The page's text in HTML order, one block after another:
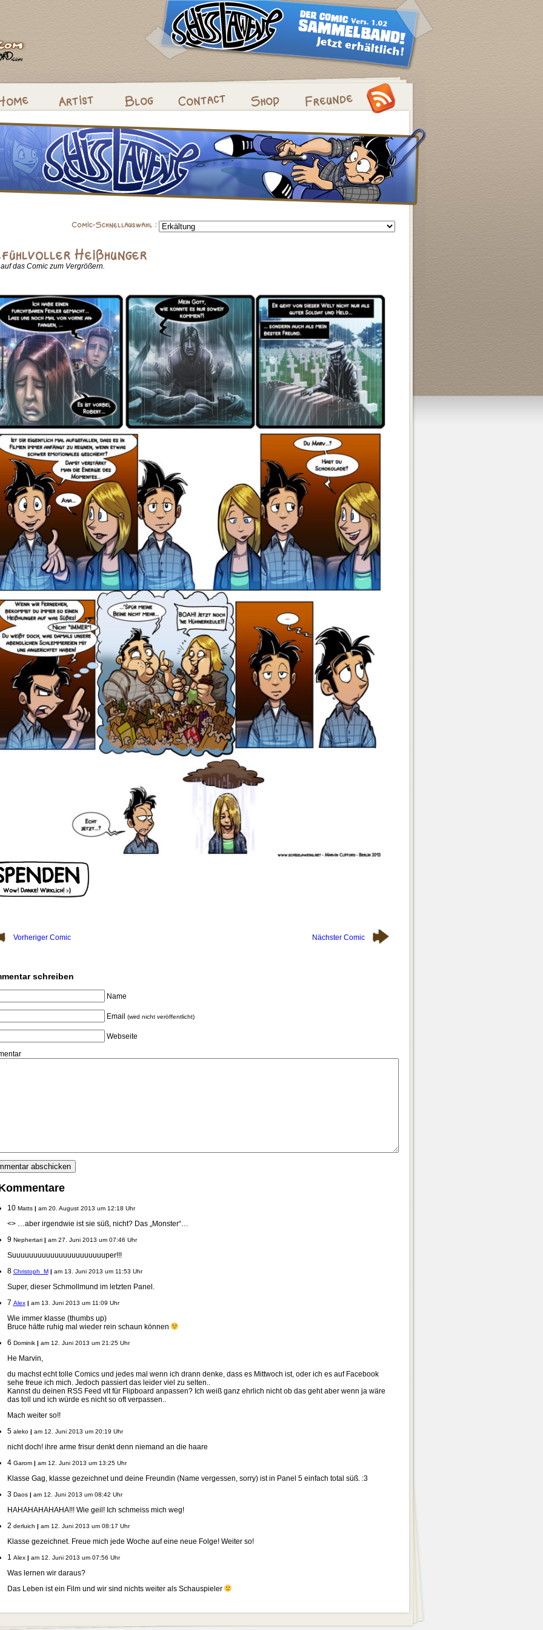
das Comic zum Vergrößern.
Vorheriger Comic Nächster Comic
schreiben
Name
Email (wird nicht veröffentlicht)
Webseite
10 Matts | am 20. August 2013 um 12:18 Uhr
<> …aber irgendwie ist sie süß, nicht? Das „Monster“…
9 Nephertari | am 27. Juni 2013 um 07:46 Uhr
Suuuuuuuuuuuuuuuuuuuuuuper!!!
8 Christoph_M | am 13. Juni 2013 um 11:53 Uhr
Super, dieser Schmollmund im letzten Panel.
7 Alex | am 13. Juni 2013 um 11:09 Uhr
Wie immer klasse (thumbs up)
Bruce hätte ruhig mal wieder rein schaun können
6 Dominik | am 12. Juni 2013 um 21:25 Uhr
He Marvin,
du machst echt tolle Comics und jedes mal wenn ich drann denke, dass es Mittwoch ist, oder ich es auf Facebook
sehe freue ich mich. Jedoch passiert das leider viel zu selten..
Kannst du deinen RSS Feed vlt für Flipboard anpassen? Ich weiß ganz ehrlich nicht ob das geht aber wenn ja wäre
das toll und ich würde es nicht so oft verpassen..
Mach weiter so!!
5 aleko | am 12. Juni 2013 um 20:19 Uhr
nicht doch! ihre arme frisur denkt denn niemand an die haare
4 Garom | am 12. Juni 2013 um 13:25 Uhr
Klasse Gag, klasse gezeichnet und deine Freundin (Name vergessen, sorry) ist in Panel 5 einfach total süß. :3
3 Daos | am 12. Juni 2013 um 08:42 Uhr
HAHAHAHAHAHA!!! Wie geil! Ich schmeiss mich weg!
2 derluich | am 12. Juni 2013 um 08:17 Uhr
Klasse gezeichnet. Freue mich jede Woche auf eine neue Folge! Weiter so!
1 Alex | am 12. Juni 2013 um 07:56 Uhr
Was lernen wir daraus?
Das Leben ist ein Film und wir sind nichts weiter als Schauspieler